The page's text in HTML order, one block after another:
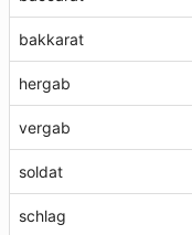
bakkarat
hergab
vergab
soldat
schlag